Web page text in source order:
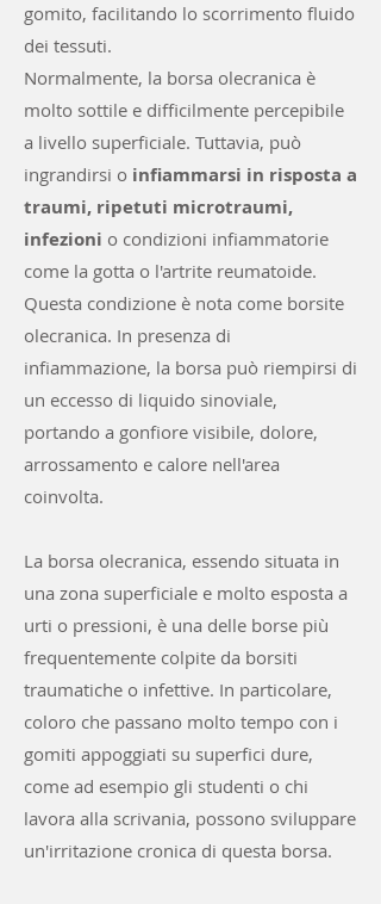
gomito, facilitando lo scorrimento fluido
dei tessuti.
Normalmente, la borsa olecranica è
molto sottile e difficilmente percepibile
a livello superficiale. Tuttavia, può
ingrandirsi o infiammarsi in risposta a
traumi, ripetuti microtraumi,
infezioni o condizioni infiammatorie
come la gotta o l'artrite reumatoide.
Questa condizione è nota come borsite
olecranica. In presenza di
infiammazione, la borsa può riempirsi di
un eccesso di liquido sinoviale,
portando a gonfiore visibile, dolore,
arrossamento e calore nell'area
coinvolta.
La borsa olecranica, essendo situata in
una zona superficiale e molto esposta a
urti o pressioni, è una delle borse più
frequentemente colpite da borsiti
traumatiche o infettive. In particolare,
coloro che passano molto tempo con i
gomiti appoggiati su superfici dure,
come ad esempio gli studenti o chi
lavora alla scrivania, possono sviluppare
un'irritazione cronica di questa borsa.